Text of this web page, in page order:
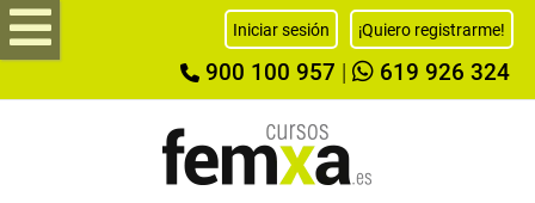
Iniciar sesión ¡Quiero registrarme!
900 100 957 619 926 324